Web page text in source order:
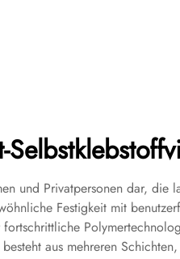
und Privatpersonen dar,
Festigkeit mit
aus mehreren